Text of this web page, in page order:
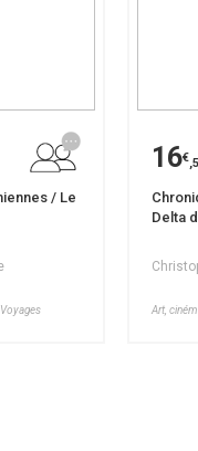
/ Le
16€
Delta
Art,